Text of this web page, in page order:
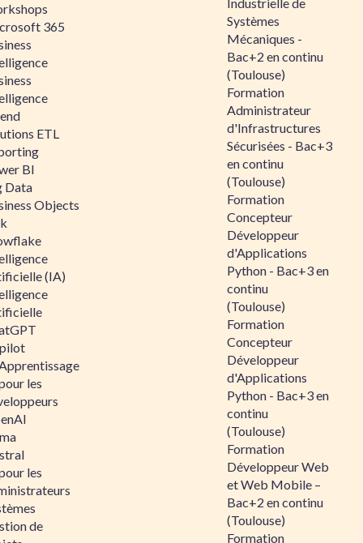
365
ETL
BI
Data
Objects
(IA)
les
les
de
Systèmes
Mécaniques -
Bac+2 en continu
(Toulouse)
Formation
Administrateur
d'Infrastructures
Sécurisées - Bac+3
en continu
(Toulouse)
Formation
Concepteur
Développeur
d'Applications
Python - Bac+3 en
continu
(Toulouse)
Formation
Concepteur
Développeur
d'Applications
Python - Bac+3 en
continu
(Toulouse)
Formation
Développeur Web
et Web Mobile –
Bac+2 en continu
(Toulouse)
Formation